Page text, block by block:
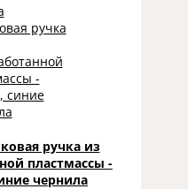
ручка из
пластмассы -
чернила